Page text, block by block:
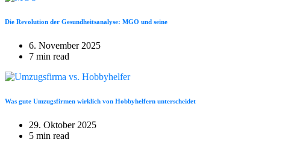
Die Revolution der Gesundheitsanalyse: MGO und seine
6. November 2025
7 min read
Was gute Umzugsfirmen wirklich von Hobbyhelfern unterscheidet
29. Oktober 2025
5 min read